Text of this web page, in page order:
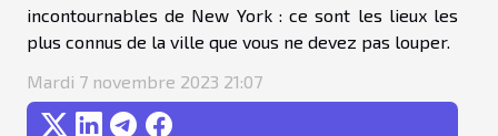
incontournables de New York : ce sont les lieux les
plus connus de la ville que vous ne devez pas louper.
Mardi 7 novembre 2023 21:07